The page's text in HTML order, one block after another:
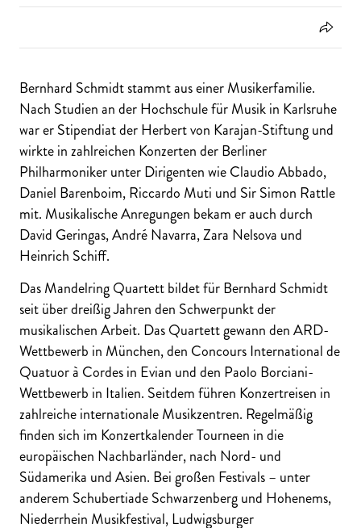
Bernhard Schmidt stammt aus einer Musikerfamilie.
Nach Studien an der Hochschule für Musik in Karlsruhe
war er Stipendiat der Herbert von Karajan-Stiftung und
wirkte in zahlreichen Konzerten der Berliner
Philharmoniker unter Dirigenten wie Claudio Abbado,
Daniel Barenboim, Riccardo Muti und Sir Simon Rattle
mit. Musikalische Anregungen bekam er auch durch
David Geringas, André Navarra, Zara Nelsova und
Heinrich Schiff.
Das Mandelring Quartett bildet für Bernhard Schmidt
seit über dreißig Jahren den Schwerpunkt der
musikalischen Arbeit. Das Quartett gewann den ARD-
Wettbewerb in München, den Concours International de
Quatuor à Cordes in Evian und den Paolo Borciani-
Wettbewerb in Italien. Seitdem führen Konzertreisen in
zahlreiche internationale Musikzentren. Regelmäßig
finden sich im Konzertkalender Tourneen in die
europäischen Nachbarländer, nach Nord- und
Südamerika und Asien. Bei großen Festivals – unter
anderem Schubertiade Schwarzenberg und Hohenems,
Niederrhein Musikfestival, Ludwigsburger